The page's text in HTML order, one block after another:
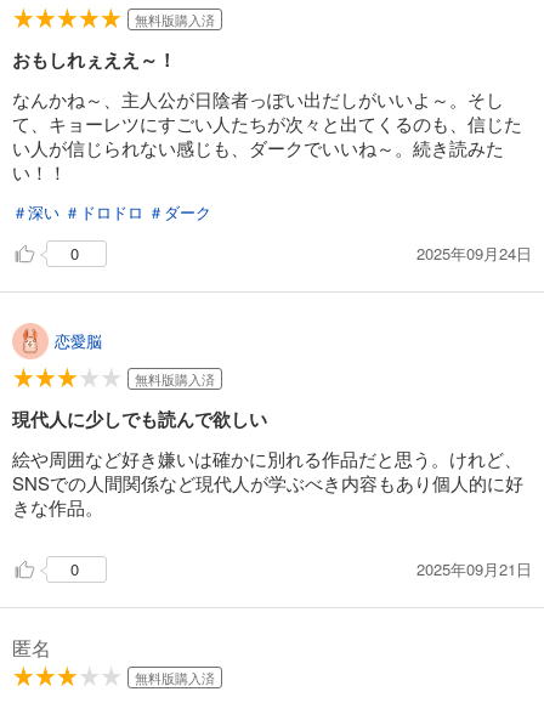
無料版購入済
おもしれぇええ～！
なんかね～、主人公が日陰者っぽい出だしがいいよ～。そし
て、キョーレツにすごい人たちが次々と出てくるのも、信じた
い人が信じられない感じも、ダークでいいね～。続き読みた
い！！
＃深い ＃ドロドロ ＃ダーク
0
2025年09月24日
恋愛脳
無料版購入済
現代人に少しでも読んで欲しい
絵や周囲など好き嫌いは確かに別れる作品だと思う。けれど、
SNSでの人間関係など現代人が学ぶべき内容もあり個人的に好
きな作品。
0 2025年09月21日
匿名
無料版購入済